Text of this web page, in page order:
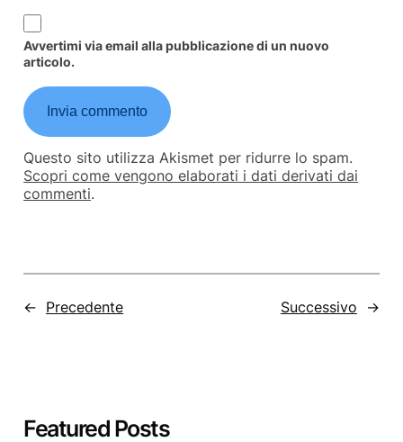
Avvertimi via email alla pubblicazione di un nuovo
articolo.
Questo sito utilizza Akismet per ridurre lo spam.
Scopri come vengono elaborati i dati derivati dai
commenti.
← Precedente Successivo →
Featured Posts